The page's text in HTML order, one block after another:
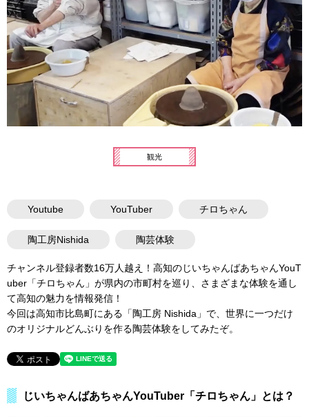
観光
Youtube YouTuber チロちゃん
陶工房Nishida 陶芸体験
チャンネル登録者数16万人越え！高知のじいちゃんばあちゃんYouT
uber「チロちゃん」が県内の市町村を巡り、さまざまな体験を通し
て高知の魅力を情報発信！
今回は高知市比島町にある「陶工房 Nishida」で、世界に一つだけ
のオリジナルどんぶりを作る陶芸体験をしてみたぞ。
じいちゃんばあちゃんYouTuber「チロちゃん」とは？